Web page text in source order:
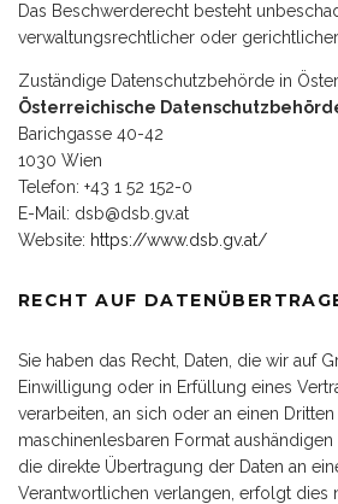
Das Beschwerderecht besteht
verwaltungsrechtlicher oder
Zuständige Datenschutzbehörde in
Österreichische
Barichgasse 40-42
1030 Wien
Telefon: +43 1 52 152-0
E-Mail: dsb@dsb.gv.at
Website: https://www.dsb.gv.at/
RECHT AUF
Sie haben das Recht, Daten, die wir auf
Einwilligung oder in Erfüllung eines
verarbeiten, an sich oder an einen
maschinenlesbaren Format aushändigen
die direkte Übertragung der Daten an
Verantwortlichen verlangen, erfolgt dies